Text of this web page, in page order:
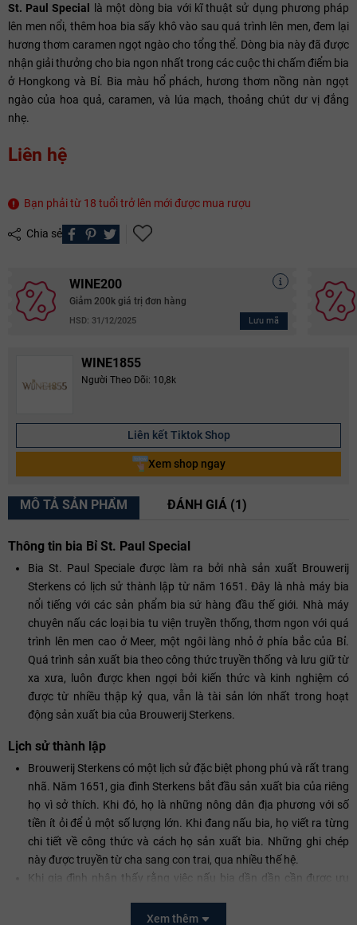
St. Paul Special
là một dòng bia với kĩ thuật sử dụng phương pháp
lên men nổi, thêm hoa bia sấy khô vào sau quá trình lên men, đem lại
hương thơm caramen ngọt ngào cho tổng thể. Dòng bia này đã được
nhận giải thưởng cho bia ngon nhất trong các cuộc thi chấm điểm bia
ở Hongkong và Bỉ. Bia màu hổ phách, hương thơm nồng nàn ngọt
ngào của hoa quả, caramen, và lúa mạch, thoảng chút dư vị đắng
nhẹ.
Liên hệ
Bạn phải từ 18 tuổi trở lên mới được mua rượu
Chia sẻ
WINE200
Giảm 200k giá trị đơn hàng
HSD: 31/12/2025 Lưu mã
WINE1855
Người Theo Dõi: 10,8k
Liên kết Tiktok Shop
Xem shop ngay
MÔ TẢ SẢN PHẨM ĐÁNH GIÁ (1)
Thông tin bia Bỉ St. Paul Special
Bia St. Paul Speciale được làm ra bởi nhà sản xuất Brouwerij
Sterkens có lịch sử thành lập từ năm 1651. Đây là nhà máy bia
nổi tiếng với các sản phẩm bia sứ hàng đầu thế giới. Nhà máy
chuyên nấu các loại bia tu viện truyền thống, thơm ngon với quá
trình lên men cao ở Meer, một ngôi làng nhỏ ở phía bắc của Bỉ.
Quá trình sản xuất bia theo công thức truyền thống và lưu giữ từ
xa xưa, luôn được khen ngợi bởi kiến ​​thức và kinh nghiệm có
được từ nhiều thập kỷ qua, vẫn là tài sản lớn nhất trong hoạt
động sản xuất bia của Brouwerij Sterkens.
Lịch sử thành lập
Brouwerij Sterkens có một lịch sử đặc biệt phong phú và rất trang
nhã. Năm 1651, gia đình Sterkens bắt đầu sản xuất bia của riêng
họ vì sở thích. Khi đó, họ là những nông dân địa phương với số
tiền ít ỏi để ủ một số lượng lớn. Khi đang nấu bia, họ viết ra từng
chi tiết về công thức và cách họ sản xuất bia. Những ghi chép
này được truyền từ cha sang con trai, qua nhiều thế hệ.
Khi gia đình nhận thấy rằng việc nấu bia dần dần cần được ưu
nhà máy bia và cung cấp nhiều loại bia chất lượng hơn. Các loại
Xem thêm